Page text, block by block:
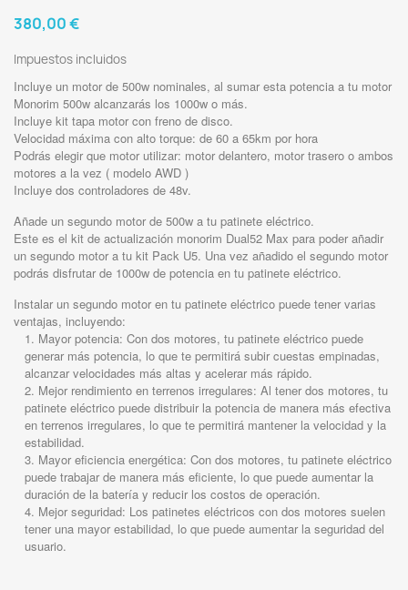
380,00 €
Impuestos incluidos
Incluye un motor de 500w nominales, al sumar esta potencia a tu motor
Monorim 500w alcanzarás los 1000w o más.
Incluye kit tapa motor con freno de disco.
Velocidad máxima con alto torque: de 60 a 65km por hora
Podrás elegir que motor utilizar: motor delantero, motor trasero o ambos
motores a la vez ( modelo AWD )
Incluye dos controladores de 48v.
Añade un segundo motor de 500w a tu patinete eléctrico.
Este es el kit de actualización monorim Dual52 Max para poder añadir
un segundo motor a tu kit Pack U5. Una vez añadido el segundo motor
podrás disfrutar de 1000w de potencia en tu patinete eléctrico.
Instalar un segundo motor en tu patinete eléctrico puede tener varias
ventajas, incluyendo:
Mayor potencia: Con dos motores, tu patinete eléctrico puede
generar más potencia, lo que te permitirá subir cuestas empinadas,
alcanzar velocidades más altas y acelerar más rápido.
Mejor rendimiento en terrenos irregulares: Al tener dos motores, tu
patinete eléctrico puede distribuir la potencia de manera más efectiva
en terrenos irregulares, lo que te permitirá mantener la velocidad y la
estabilidad.
Mayor eficiencia energética: Con dos motores, tu patinete eléctrico
puede trabajar de manera más eficiente, lo que puede aumentar la
duración de la batería y reducir los costos de operación.
Mejor seguridad: Los patinetes eléctricos con dos motores suelen
tener una mayor estabilidad, lo que puede aumentar la seguridad del
usuario.